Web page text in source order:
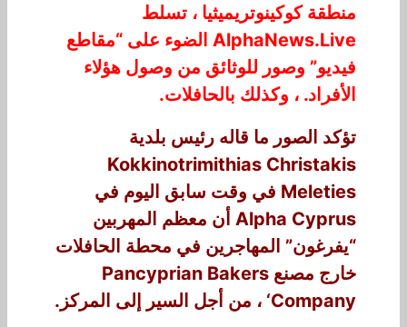
منطقة كوكينوتريميثيا ، تسلط
AlphaNews.Live الضوء على “مقاطع
فيديو” وصور للوثائق من وصول هؤلاء
الأفراد. ، وكذلك بالحافلات.
تؤكد الصور ما قاله رئيس بلدية
Kokkinotrimithias Christakis
Meleties في وقت سابق اليوم في
Alpha Cyprus أن معظم المهربين
“يفرغون” المهاجرين في محطة الحافلات
خارج مصنع Pancyprian Bakers
‘Company ، من أجل السير إلى المركز.